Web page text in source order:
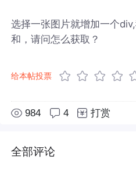
选择一张图片就增加一个
和，请问怎么获取？
给本帖投票
984 4 打赏
全部评论